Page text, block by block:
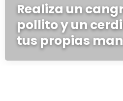
Realiza un
pollito y un
tus propias